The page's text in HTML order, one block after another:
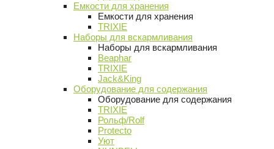
Емкости для хранения
Емкости для хранения
TRIXIE
Наборы для вскармливания
Наборы для вскармливания
Beaphar
TRIXIE
Jack&King
Оборудование для содержания
Оборудование для содержания
TRIXIE
Рольф/Rolf
Protecto
Уют